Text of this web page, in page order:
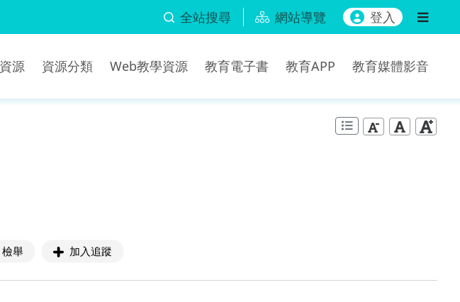
全站搜尋 網站導覽 登入
源 資源分類 Web教學資源 教育電子書 教育APP 教育媒體影音
檢舉 加入追蹤